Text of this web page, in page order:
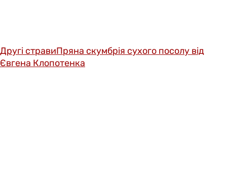
Другі стравиПряна скумбрія сухого посолу від
Євгена Клопотенка